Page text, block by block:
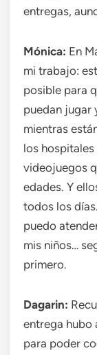
entregas,
Mónica: En
mi trabajo:
posible para
puedan jugar
mientras
los
videojuegos
edades. Y
todos los
puedo
mis niños…
primero.
Dagarin:
entrega hubo
para poder